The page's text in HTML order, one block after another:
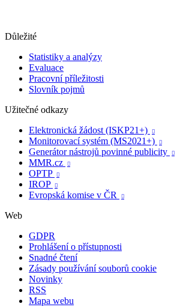
Důležité
Statistiky a analýzy
Evaluace
Pracovní příležitosti
Slovník pojmů
Užitečné odkazy
Elektronická žádost (ISKP21+)

Monitorovací systém (MS2021+) 
Generátor nástrojů povinné publicity 
MMR.cz 
OPTP 
IROP 
Evropská komise v ČR 
Web
GDPR
Prohlášení o přístupnosti
Snadné čtení
Zásady používání souborů cookie
Novinky
RSS
Mapa webu